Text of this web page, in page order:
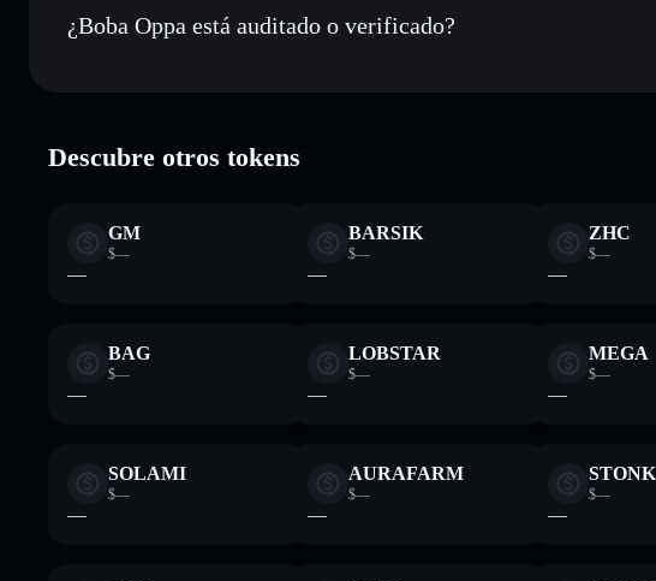
Holdear de forma segura: almacenar BOBAOPPA en una cartera sin
bobaM3u8QmqZhY1HwAtnvze9DLXvkgKYk3td3t8MLva
¿Boba Oppa está auditado o verificado?
Descubre otros tokens
GM
$—
—
BARSIK
$—
—
ZHC
$—
—
BAG
$—
—
LOBSTAR
$—
—
MEGA
$—
—
SOLAMI
$—
—
AURAFARM
$—
—
$—
—